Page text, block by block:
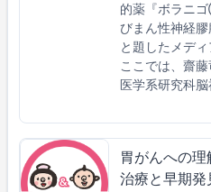
的薬『ボラニ
びまん性神経
と題したメデ
ここでは、齋
医学系研究科
胃がんへの
治療と早期